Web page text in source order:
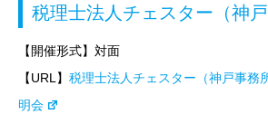
税理士法人チェスター（神戸
【開催形式】対面
【URL】 税理士法人チェスター（神戸事務
明会